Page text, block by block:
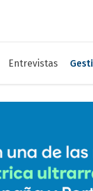
Entrevistas